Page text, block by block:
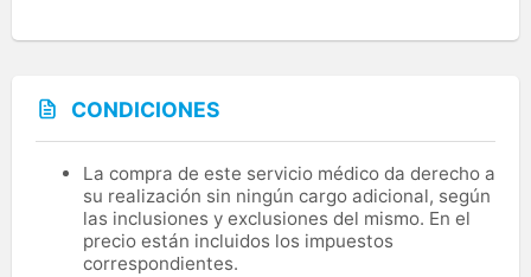
CONDICIONES
La compra de este servicio médico da derecho a
su realización sin ningún cargo adicional, según
las inclusiones y exclusiones del mismo. En el
precio están incluidos los impuestos
correspondientes.